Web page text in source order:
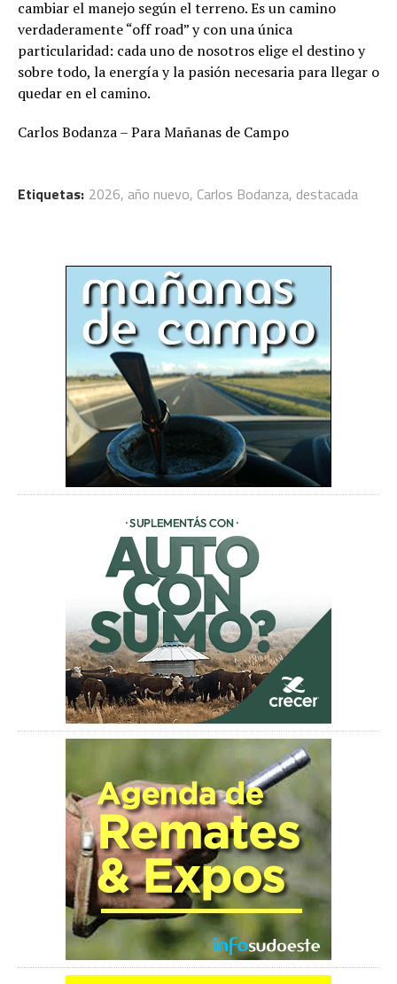
cambiar el manejo según el terreno. Es un camino
verdaderamente “off road” y con una única
particularidad: cada uno de nosotros elige el destino y
sobre todo, la energía y la pasión necesaria para llegar o
quedar en el camino.
Carlos Bodanza – Para Mañanas de Campo
Etiquetas: 2026, año nuevo, Carlos Bodanza, destacada